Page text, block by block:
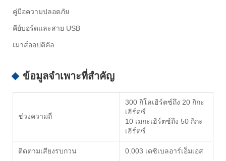
คู่มือความปลอดภัย
คีย์บอร์ดและสาย USB
เมาส์ออปติคัล
ข้อมูลจำเพาะที่สำคัญ
ช่วงความถี่
300 กิโลเฮิร์ตซ์ถึง 20 กิกะ
เฮิร์ตซ์
10 เมกะเฮิร์ตซ์ถึง 50 กิกะ
เฮิร์ตซ์
ติดตามเสียงรบกวน 0.003 เดซิเบลอาร์เอ็มเอส